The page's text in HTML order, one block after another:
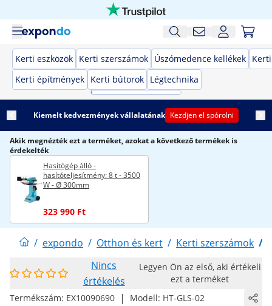
Kerti eszközök Kerti szerszámok Úszómedence kellékek
Kerti építmények Kerti bútorok Légtechnika
Kiemelt kedvezmények vállalatának Kezdjen el spórolni
Akik megnézték ezt a terméket, azokat a következő termékek is
érdekelték
Hasítógép álló -
hasítóteljesítmény: 8 t - 3500
W - Ø 300mm
323 990 Ft
/ expondo / Otthon és kert / Kerti szerszámok /
Nincs
értékelés
Legyen Ön az első, aki értékeli
ezt a terméket
Termékszám: EX10090690 | Modell: HT-GLS-02